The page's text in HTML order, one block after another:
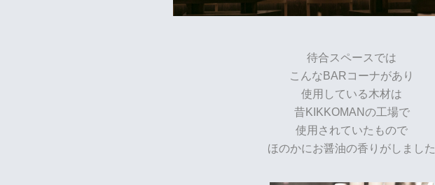
待合スペースでは
こんなBARコーナがあり
使用している木材は
昔KIKKOMANの工場で
使用されていたもので
ほのかにお醤油の香りがしました